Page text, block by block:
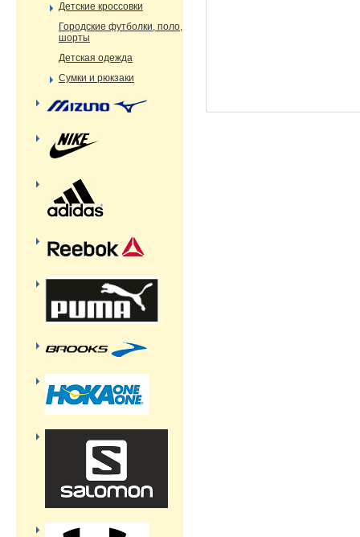
Детские кроссовки
Городские футболки, поло,
шорты
Детская одежда
Сумки и рюкзаки